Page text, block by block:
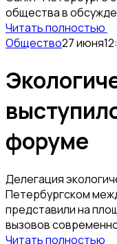
общества в
Читать полностью
Общество27 июня
форуме
Делегация
Петербургском
представили на
вызовов
Читать полностью